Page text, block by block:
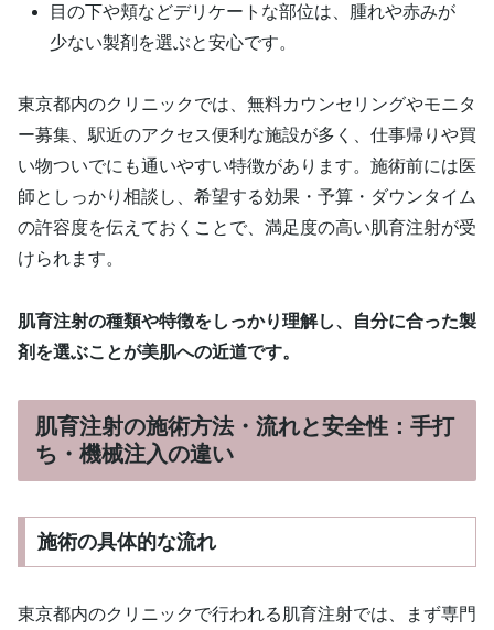
目の下や頬などデリケートな部位は、腫れや赤みが
少ない製剤を選ぶと安心です。
東京都内のクリニックでは、無料カウンセリングやモニタ
ー募集、駅近のアクセス便利な施設が多く、仕事帰りや買
い物ついでにも通いやすい特徴があります。施術前には医
師としっかり相談し、希望する効果・予算・ダウンタイム
の許容度を伝えておくことで、満足度の高い肌育注射が受
けられます。
肌育注射の種類や特徴をしっかり理解し、自分に合った製
剤を選ぶことが美肌への近道です。
肌育注射の施術方法・流れと安全性：手打
ち・機械注入の違い
施術の具体的な流れ
東京都内のクリニックで行われる肌育注射では、まず専門